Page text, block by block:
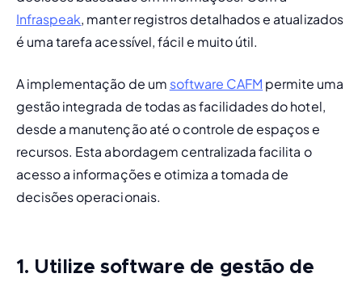
Infraspeak, manter registros detalhados e atualizados
é uma tarefa acessível, fácil e muito útil.
A implementação de um software CAFM permite uma
gestão integrada de todas as facilidades do hotel,
desde a manutenção até o controle de espaços e
recursos. Esta abordagem centralizada facilita o
acesso a informações e otimiza a tomada de
decisões operacionais.
1. Utilize software de gestão de